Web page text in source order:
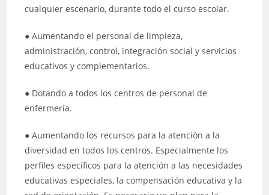
cualquier escenario, durante todo el curso escolar.
● Aumentando el personal de limpieza,
administración, control, integración social y servicios
educativos y complementarios.
● Dotando a todos los centros de personal de
enfermería.
● Aumentando los recursos para la atención a la
diversidad en todos los centros. Especialmente los
perfiles específicos para la atención a las necesidades
educativas especiales, la compensación educativa y la